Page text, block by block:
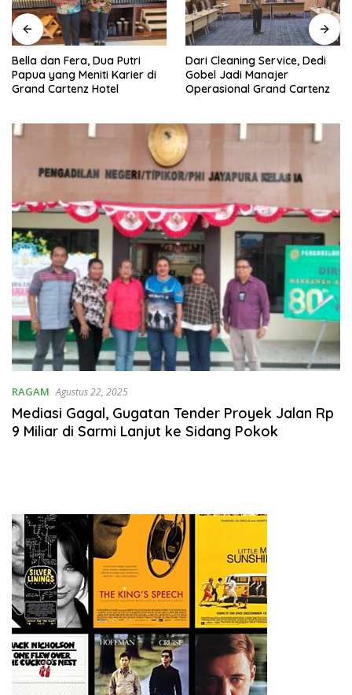
Bella dan Fera, Dua Putri
Papua yang Meniti Karier di
Grand Cartenz Hotel
Dari Cleaning Service, Dedi
Gobel Jadi Manajer
Operasional Grand Cartenz
RAGAM Agustus 22, 2025
Mediasi Gagal, Gugatan Tender Proyek Jalan Rp
9 Miliar di Sarmi Lanjut ke Sidang Pokok